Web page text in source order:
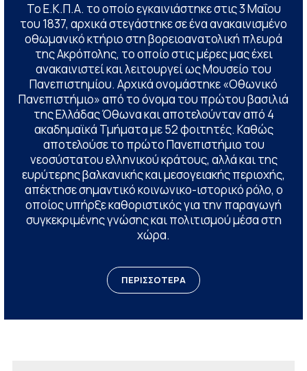
Το Ε.Κ.Π.Α. το οποίο εγκαινιάστηκε στις 3 Μαΐου
του 1837, αρχικά στεγάστηκε σε ένα ανακαινισμένο
οθωμανικό κτήριο στη βορειοανατολική πλευρά
της Ακρόπολης, το οποίο στις μέρες μας έχει
ανακαινιστεί και λειτουργεί ως Μουσείο του
Πανεπιστημίου. Αρχικά ονομάστηκε «Οθωνικό
Πανεπιστήμιο» από το όνομα του πρώτου βασιλιά
της Ελλάδας Όθωνα και αποτελούνταν από 4
ακαδημαϊκά Τμήματα με 52 φοιτητές. Καθώς
αποτελούσε το πρώτο Πανεπιστήμιο του
νεοσύστατου ελληνικού κράτους, αλλά και της
ευρύτερης βαλκανικής και μεσογειακής περιοχής,
απέκτησε σημαντικό κοινωνικο-ιστορικό ρόλο, ο
οποίος υπήρξε καθοριστικός για την παραγωγή
συγκεκριμένης γνώσης και πολιτισμού μέσα στη
χώρα.
ΠΕΡΙΣΣΟΤΕΡΑ